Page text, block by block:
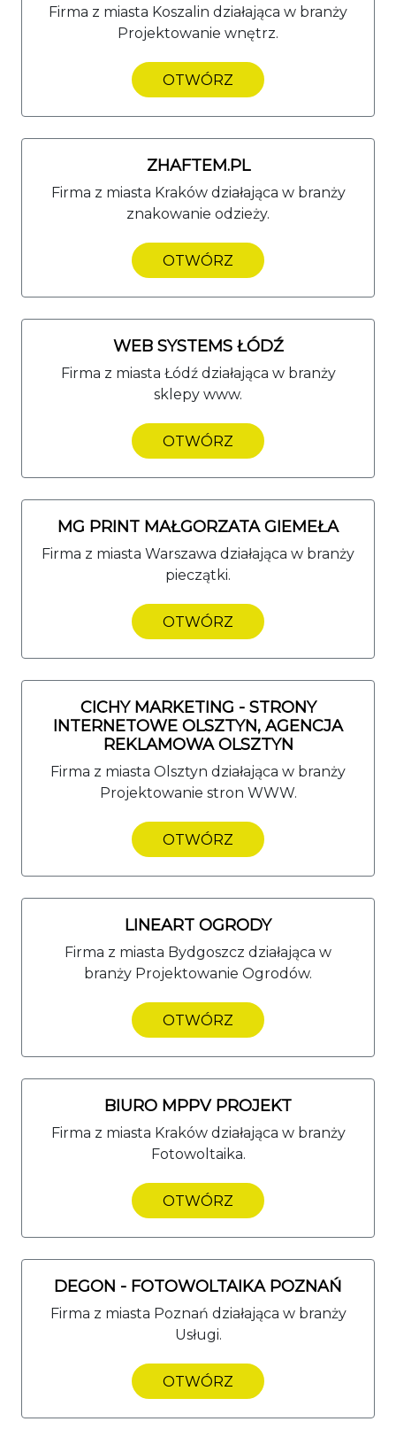
Firma z miasta Koszalin działająca w branży
Projektowanie wnętrz.
OTWÓRZ
ZHAFTEM.PL
Firma z miasta Kraków działająca w branży
znakowanie odzieży.
OTWÓRZ
WEB SYSTEMS ŁÓDŹ
Firma z miasta Łódź działająca w branży
sklepy www.
OTWÓRZ
MG PRINT MAŁGORZATA GIEMEŁA
Firma z miasta Warszawa działająca w branży
pieczątki.
OTWÓRZ
CICHY MARKETING - STRONY
INTERNETOWE OLSZTYN, AGENCJA
REKLAMOWA OLSZTYN
Firma z miasta Olsztyn działająca w branży
Projektowanie stron WWW.
OTWÓRZ
LINEART OGRODY
Firma z miasta Bydgoszcz działająca w
branży Projektowanie Ogrodów.
OTWÓRZ
BIURO MPPV PROJEKT
Firma z miasta Kraków działająca w branży
Fotowoltaika.
OTWÓRZ
DEGON - FOTOWOLTAIKA POZNAŃ
Firma z miasta Poznań działająca w branży
Usługi.
OTWÓRZ